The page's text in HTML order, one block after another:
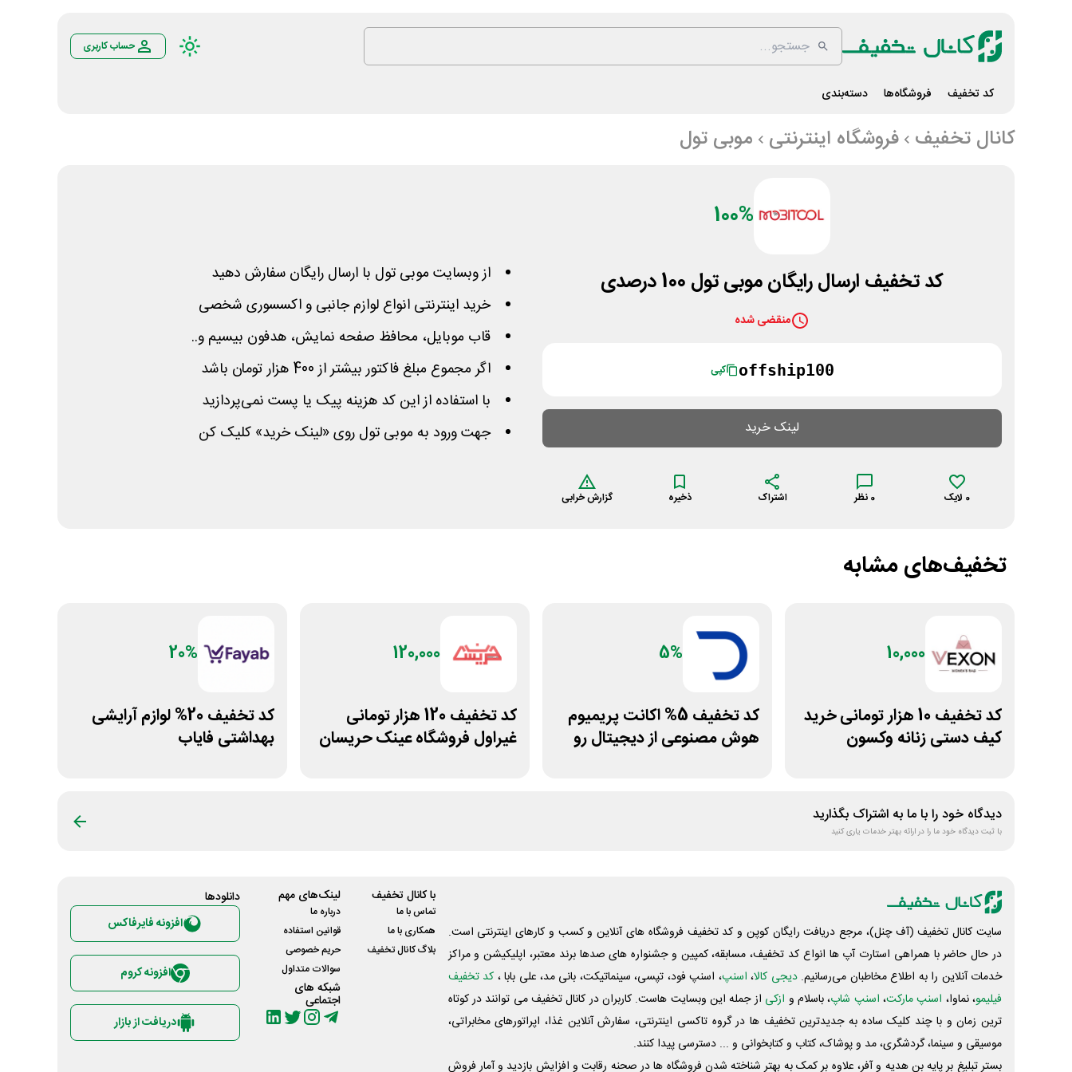
حساب کاربری
کد تخفیف فروشگاه‌ها دسته‌بندی
کانال تخفیف فروشگاه اینترنتی موبی تول
100%
کد تخفیف ارسال رایگان موبی تول 100 درصدی
منقضی شده
offship100 کپی
لینک خرید
0 لایک 0 نظر اشتراک ذخیره گزارش خرابی
از وبسایت موبی تول با ارسال رایگان سفارش دهید
خرید اینترنتی انواع لوازم جانبی و اکسسوری شخصی
قاب موبایل، محافظ صفحه نمایش، هدفون بیسیم و..
اگر مجموع مبلغ فاکتور بیشتر از 400 هزار تومان باشد
با استفاده از این کد هزینه پیک یا پست نمی‌پردازید
جهت ورود به موبی تول روی «لینک خرید» کلیک کن
تخفیف‌های مشابه
10,000
کد تخفیف 10 هزار تومانی خرید
کیف دستی زنانه وکسون
5%
کد تخفیف 5% اکانت پریمیوم
هوش مصنوعی از دیجیتال رو
120,000
کد تخفیف 120 هزار تومانی
غیراول فروشگاه عینک حریسان
20%
کد تخفیف 20% لوازم آرایشی
بهداشتی فایاب
دیدگاه خود را با ما به اشتراک بگذارید
با ثبت دیدگاه خود ما را در ارائه بهتر خدمات یاری کنید
سایت کانال تخفیف (آف چنل)، مرجع دریافت رایگان کوپن و کد تخفیف فروشگاه های آنلاین و کسب و‌ کارهای اینترنتی است.
در حال حاضر با همراهی استارت آپ ها انواع کد تخفیف، مسابقه، کمپین و جشنواره های صدها برند معتبر، اپلیکیشن و مراکز
خدمات آنلاین را به اطلاع مخاطبان می‌رسانیم. دیجی کالا، اسنپ، اسنپ فود، تپسی، سینماتیکت، بانی مد، علی‌ بابا ، کد تخفیف
فیلیمو، نماوا، اسنپ مارکت، اسنپ شاپ، باسلام و ازکی از جمله این وبسایت ‌هاست. کاربران در کانال تخفیف می توانند در کوتاه
ترین زمان و با چند کلیک ساده به جدیدترین تخفیف ها در گروه تاکسی اینترنتی، سفارش آنلاین غذا، اپراتورهای مخابراتی،
موسیقی و سینما، گردشگری، مد و پوشاک، کتاب و کتابخوانی و ... دسترسی پیدا کنند.
بستر تبلیغ بر پایه بن هدیه و آفر، علاوه بر کمک به بهتر شناخته شدن فروشگاه ها در صحنه رقابت و افزایش بازدید و آمار فروش
با کانال تخفیف
تماس با ما
همکاری با ما
بلاگ کانال تخفیف
لینک‌های مهم
درباره ما
قوانین استفاده
حریم خصوصی
سوالات متداول
شبکه های
اجتماعی
دانلود‌ها
افزونه فایرفاکس
افزونه کروم
دریافت از بازار